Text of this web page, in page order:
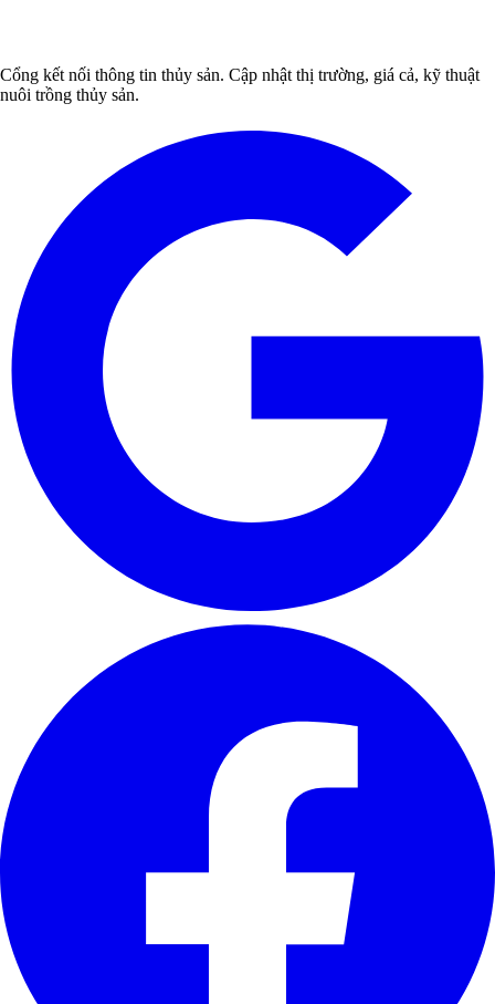
Cổng kết nối thông tin thủy sản. Cập nhật thị trường, giá cả, kỹ thuật
nuôi trồng thủy sản.